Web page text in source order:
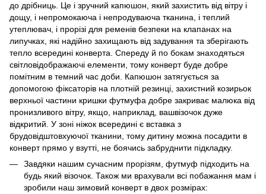
до дрібниць. Це і зручний капюшон, який захистить від вітру і
дощу, і непромокаюча і непродуваюча тканина, і теплий
утеплювач, і прорізі для ременів безпеки на клапанах на
липучках, які надійно захищають від задування та зберігають
тепло всередині конверта. Спереду й по бокам знаходяться
світловідображаючі елементи, тому конверт буде добре
помітним в темний час доби. Капюшон затягується за
допомогою фіксаторів на плотній резинці, захистний козирьок
верхньої частини кришки футмуфа добре закриває малюка від
пронизливого вітру, якщо, наприклад, вашвізочок дуже
відкритий. У зоні ніжок всередині є вставка з
брудовідштовхуючої тканини, тому дитину можна посадити в
конверт прямо у взутті, не боячись забруднити підкладку.
Завдяки нашим сучасним прорізям, футмуф підходить на
будь який візочок. Також ми врахували всі побажання мам і
зробили наш зимовий конверт в двох розмірах: